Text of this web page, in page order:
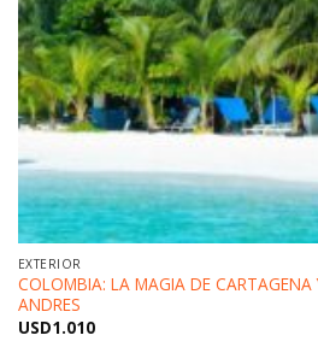
EXTERIOR
COLOMBIA: LA MAGIA DE
ANDRES
USD1.010